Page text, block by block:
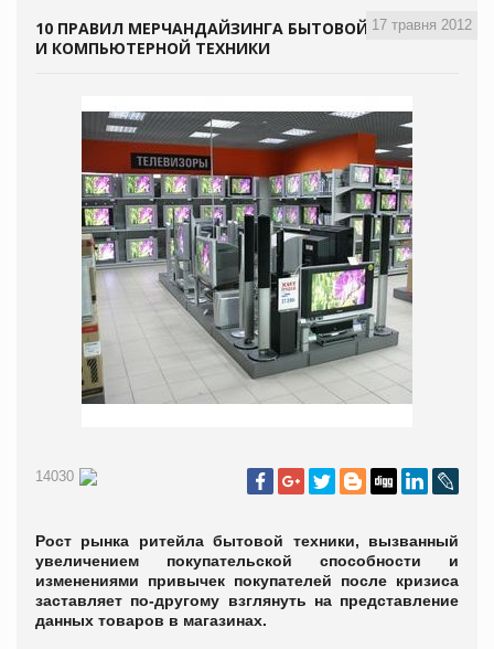
17 травня 2012
10 ПРАВИЛ МЕРЧАНДАЙЗИНГА БЫТОВОЙ
И КОМПЬЮТЕРНОЙ ТЕХНИКИ
14030
Рост рынка ритейла бытовой техники, вызванный
увеличением покупательской способности и
изменениями привычек покупателей после кризиса
заставляет по-другому взглянуть на представление
данных товаров в магазинах.